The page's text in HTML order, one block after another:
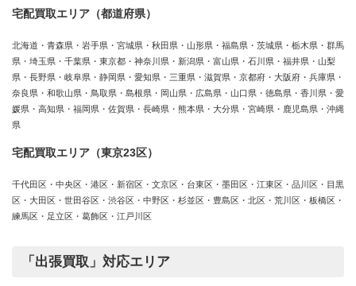
宅配買取エリア（都道府県）
北海道・青森県・岩手県・宮城県・秋田県・山形県・福島県・茨城県・栃木県・群馬
県・埼玉県・千葉県・東京都・神奈川県・新潟県・富山県・石川県・福井県・山梨
県・長野県・岐阜県・静岡県・愛知県・三重県・滋賀県・京都府・大阪府・兵庫県・
奈良県・和歌山県・鳥取県・島根県・岡山県・広島県・山口県・徳島県・香川県・愛
媛県・高知県・福岡県・佐賀県・長崎県・熊本県・大分県・宮崎県・鹿児島県・沖縄
県
宅配買取エリア（東京23区）
千代田区・中央区・港区・新宿区・文京区・台東区・墨田区・江東区・品川区・目黒
区・大田区・世田谷区・渋谷区・中野区・杉並区・豊島区・北区・荒川区・板橋区・
練馬区・足立区・葛飾区・江戸川区
「出張買取」対応エリア